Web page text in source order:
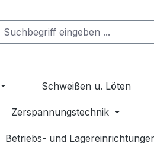
Schweißen u. Löten
Zerspannungstechnik
Betriebs- und